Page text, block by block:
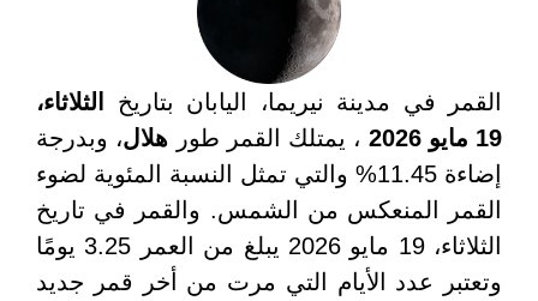
القمر في مدينة نيريما، اليابان بتاريخ
الثلاثاء،
19 مايو 2026
، يمتلك القمر طور هلال، وبدرجة
إضاءة 11.45% والتي تمثل النسبة المئوية لضوء
القمر المنعكس من الشمس. والقمر في تاريخ
الثلاثاء، 19 مايو 2026 يبلغ من العمر 3.25 يومًا
وتعتبر عدد الأيام التي مرت من أخر قمر جديد